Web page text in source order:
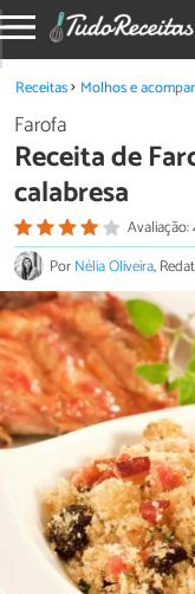
Receitas Molhos e
Farofa
Receita de
calabresa
Avaliação:
PorNélia Oliveira,